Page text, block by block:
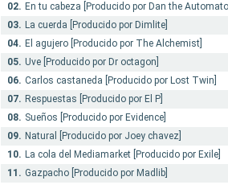
02. En tu cabeza [Producido por Dan the
03. La cuerda [Producido por Dimlite]
04. El agujero [Producido por The Alchemist]
05. Uve [Producido por Dr octagon]
06. Carlos castaneda [Producido por Lost Twin]
07. Respuestas [Producido por El P]
08. Sueños [Producido por Evidence]
09. Natural [Producido por Joey chavez]
10. La cola del Mediamarket [Producido por Exile]
11. Gazpacho [Producido por Madlib]